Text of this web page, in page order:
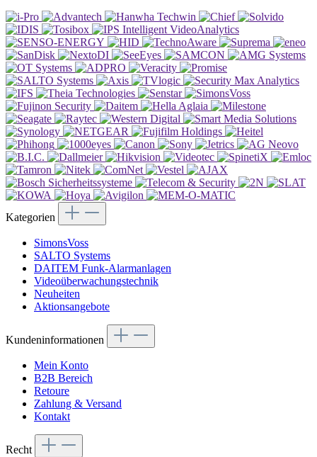
Kategorien
SimonsVoss
SALTO Systems
DAITEM Funk-Alarmanlagen
Videoüberwachungstechnik
Neuheiten
Aktionsangebote
Kundeninformationen
Mein Konto
B2B Bereich
Retoure
Zahlung & Versand
Kontakt
Recht